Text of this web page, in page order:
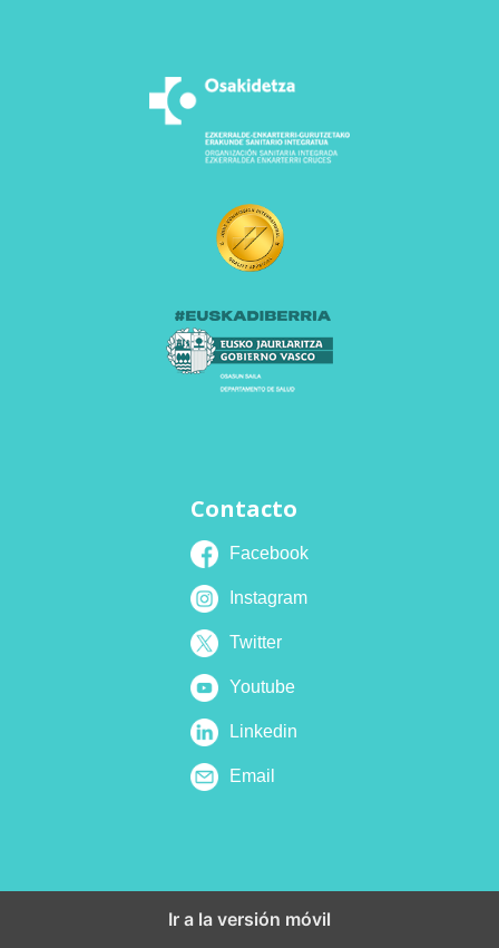
Contacto
Facebook
Instagram
Twitter
Youtube
Linkedin
Email
Ir a la versión móvil